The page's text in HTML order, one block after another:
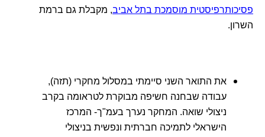
פסיכותרפיסטית מוסמכת בתל אביב, מקבלת גם ברמת
השרון.
את התואר השני סיימתי במסלול מחקרי (תזה),
עבודה שבחנה חשיפה מבוקרת לטראומה בקרב
ניצולי שואה. המחקר נערך בעמ"ך- המרכז
הישראלי לתמיכה חברתית ונפשית בניצולי